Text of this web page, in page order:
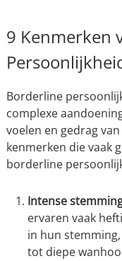
9 Kenmerken
Borderline
complexe
voelen en gedrag
kenmerken die vaak
borderline
Intense
ervaren vaak
in hun
tot diepe